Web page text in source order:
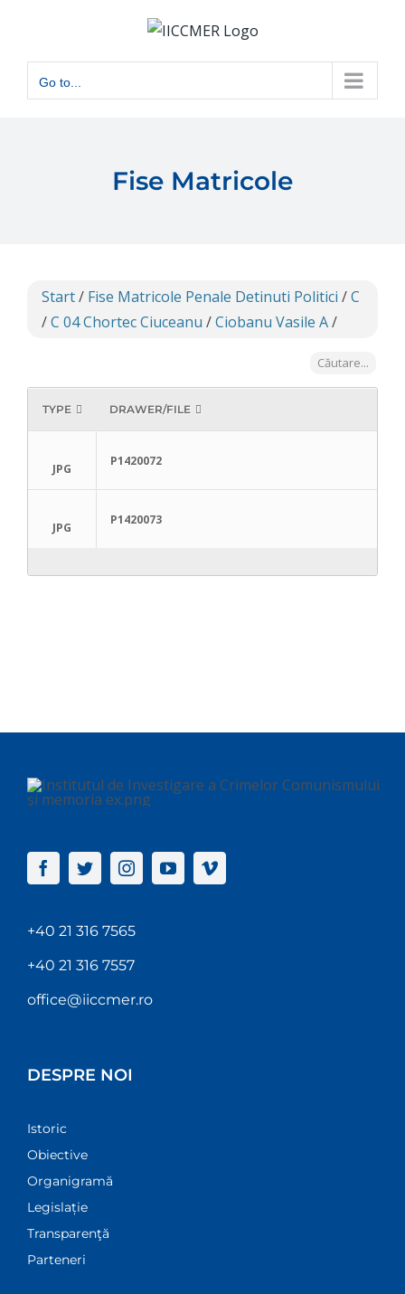
content
Go to...
Fise Matricole
Start/ Fise Matricole Penale Detinuti Politici /C
/C 04 Chortec Ciuceanu /Ciobanu Vasile A/
Căutare...
TYPE DRAWER/FILE
JPG
P1420072
JPG
P1420073
+40 21 316 7565
+40 21 316 7557
office@iiccmer.ro
DESPRE NOI
Istoric
Obiective
Organigramă
Legislație
Transparenţă
Parteneri